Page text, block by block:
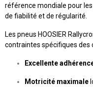
référence mondiale pour
de fiabilité et de régularité.
Les pneus HOOSIER
contraintes spécifiques des
Excellente
Motricité maximale